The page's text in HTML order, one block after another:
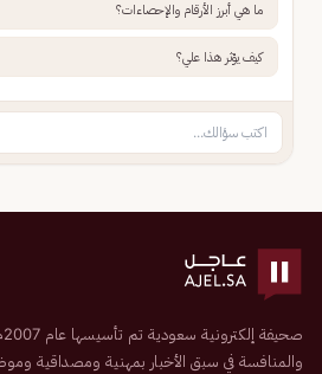
ما هي أبرز الأرقام والإحصاءات؟
كيف يؤثر هذا علي؟
والمنافسة في سبق الأخبار بمهنية ومصداقية